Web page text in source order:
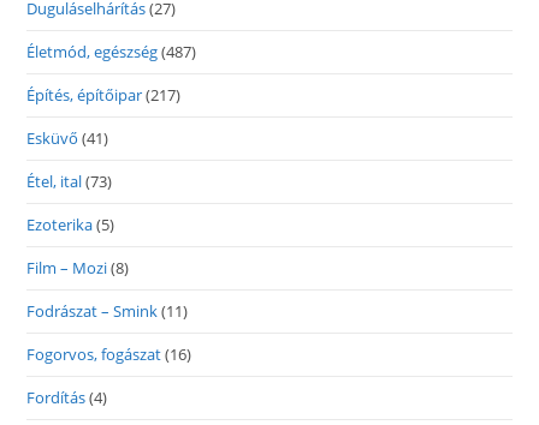
Duguláselhárítás(27)
Életmód, egészség(487)
Építés, építőipar(217)
Esküvő (41)
Étel, ital(73)
Ezoterika(5)
Film – Mozi(8)
Fodrászat – Smink(11)
Fogorvos, fogászat(16)
Fordítás(4)